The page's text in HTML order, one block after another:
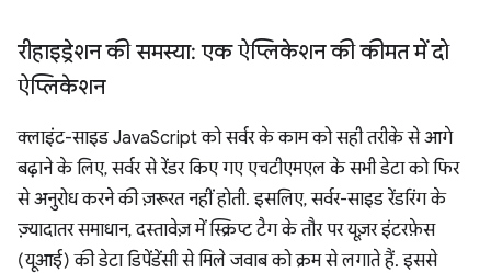
रीहाइड्रेशन की समस्या: एक ऐप्लिकेशन की कीमत में दो
ऐप्लिकेशन
क्लाइंट-साइड JavaScript को सर्वर के काम को सही तरीके से आगे
बढ़ाने के लिए, सर्वर से रेंडर किए गए एचटीएमएल के सभी डेटा को फिर
से अनुरोध करने की ज़रूरत नहीं होती. इसलिए, सर्वर-साइड रेंडरिंग के
ज़्यादातर समाधान, दस्तावेज़ में स्क्रिप्ट टैग के तौर पर यूज़र इंटरफ़ेस
(यूआई) की डेटा डिपेंडेंसी से मिले जवाब को क्रम से लगाते हैं. इससे